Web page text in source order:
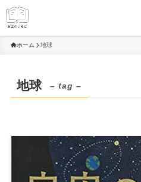
ホーム 地球
地球 – tag –